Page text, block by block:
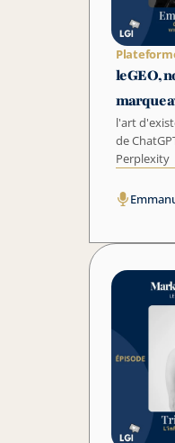
le GEO,
marque
l'art
de
Perplexity